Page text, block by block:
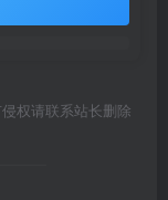
权请联系站长删除